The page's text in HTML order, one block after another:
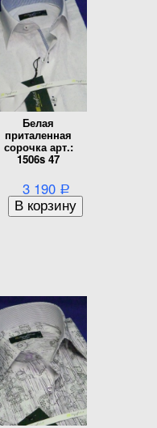
Белая
приталенная
сорочка арт.:
1506s 47
3 190 Р